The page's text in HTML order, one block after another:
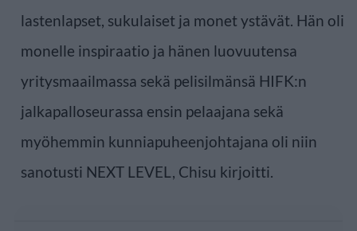
lastenlapset, sukulaiset ja monet ystävät. Hän oli
monelle inspiraatio ja hänen luovuutensa
yritysmaailmassa sekä pelisilmänsä HIFK:n
jalkapalloseurassa ensin pelaajana sekä
myöhemmin kunniapuheenjohtajana oli niin
sanotusti NEXT LEVEL, Chisu kirjoitti.